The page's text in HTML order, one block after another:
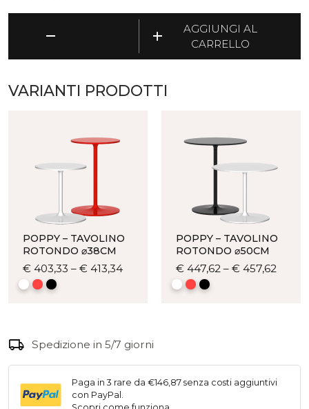
remove
Tavolino
⌀60cm
add
AGGIUNGI AL
CARRELLO
VARIANTI PRODOTTI
POPPY – TAVOLINO
ROTONDO ⌀38CM
€ 403,33 –€ 413,34Questo
Le
essere
scelte
POPPY – TAVOLINO
ROTONDO ⌀50CM
€ 447,62 –€ 457,62
local_shipping Spedizione in 5/7 giorni
Paga in 3 rare da €146,87 senza costi aggiuntivi
con PayPal.